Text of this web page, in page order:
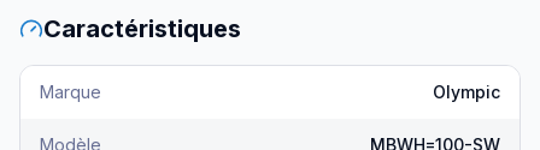
Caractéristiques
Marque Olympic
Modèle MBWH=100-SW